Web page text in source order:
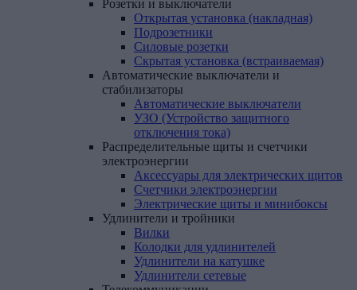
Розетки и выключатели
Открытая установка (накладная)
Подрозетники
Силовые розетки
Скрытая установка (встраиваемая)
Автоматические выключатели и
стабилизаторы
Автоматические выключатели
УЗО (Устройство защитного
отключения тока)
Распределительные щиты и счетчики
электроэнергии
Аксессуары для электрических щитов
Счетчики электроэнергии
Электрические щиты и минибоксы
Удлинители и тройники
Вилки
Колодки для удлинителей
Удлинители на катушке
Удлинители сетевые